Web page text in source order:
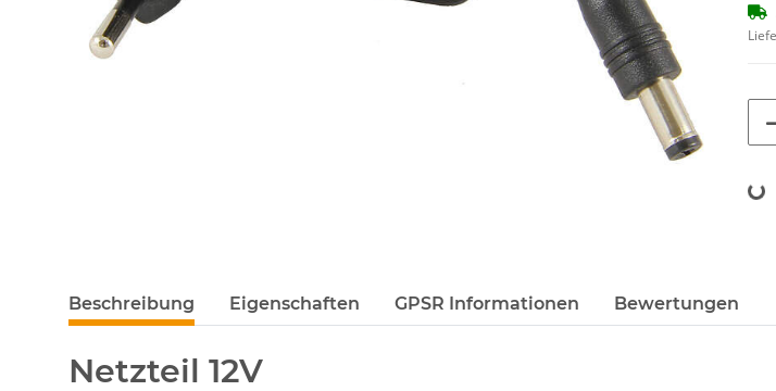
Loading...
Beschreibung Eigenschaften GPSR Informationen Bewertungen
Netzteil 12V